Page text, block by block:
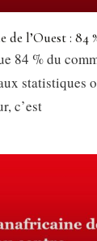
de l’Ouest : 84
84 % du
statistiques
c’est